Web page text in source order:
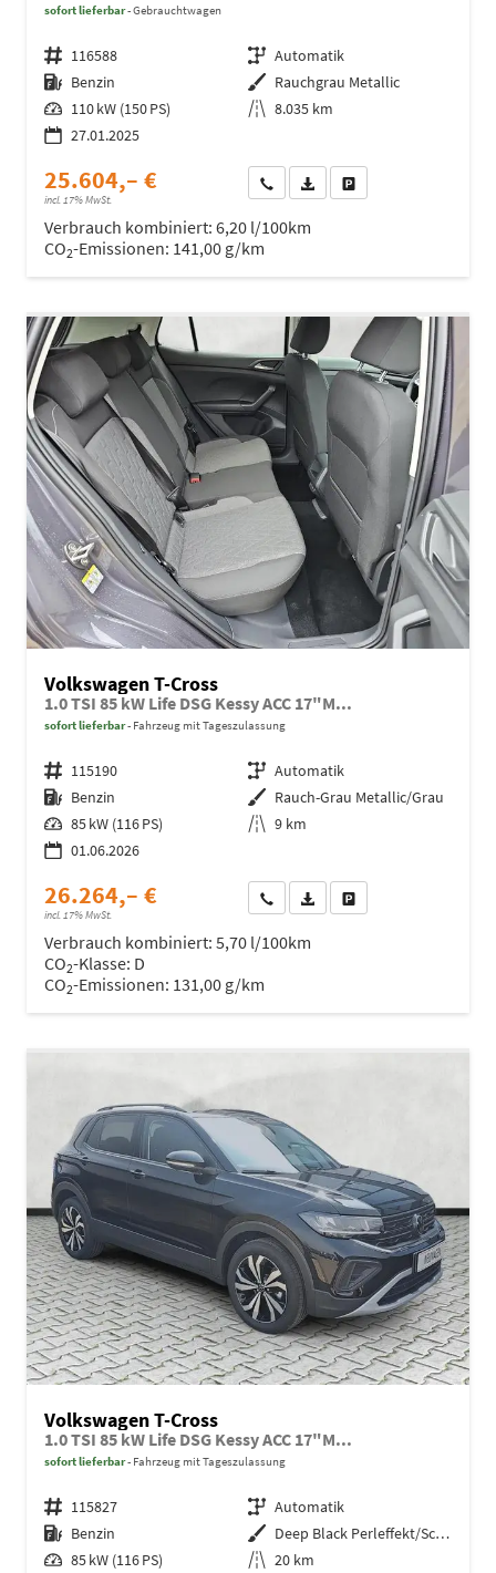
sofort lieferbar Gebrauchtwagen
Fahrzeugnr. 116588 Getriebe Automatik
Kraftstoff Benzin Außenfarbe Rauchgrau Metallic
Leistung 110 kW (150 PS) Kilometerstand 8.035 km
27.01.2025
25.604,– €
incl. 17% MwSt.
Wir rufen Sie anFahrzeugexposé (PDF)
Verbrauch kombiniert: 6,20 l/100km
CO2-Emissionen: 141,00 g/km
Volkswagen T-Cross
1.0 TSI 85 kW Life DSG Kessy ACC 17"M...
sofort lieferbar Fahrzeug mit Tageszulassung
Fahrzeugnr. 115190 Getriebe Automatik
Kraftstoff Benzin Außenfarbe Rauch-Grau Metallic/Grau
Leistung 85 kW (116 PS) Kilometerstand 9 km
01.06.2026
26.264,– €
incl. 17% MwSt.
Wir rufen Sie anFahrzeugexposé (PDF)
Verbrauch kombiniert: 5,70 l/100km
CO2-Klasse: D
CO2-Emissionen: 131,00 g/km
Volkswagen T-Cross
1.0 TSI 85 kW Life DSG Kessy ACC 17"M...
sofort lieferbar Fahrzeug mit Tageszulassung
Fahrzeugnr. 115827 Getriebe Automatik
Kraftstoff Benzin Außenfarbe
Deep Black Perleffekt/Schwarz
Leistung 85 kW (116 PS) Kilometerstand 20 km